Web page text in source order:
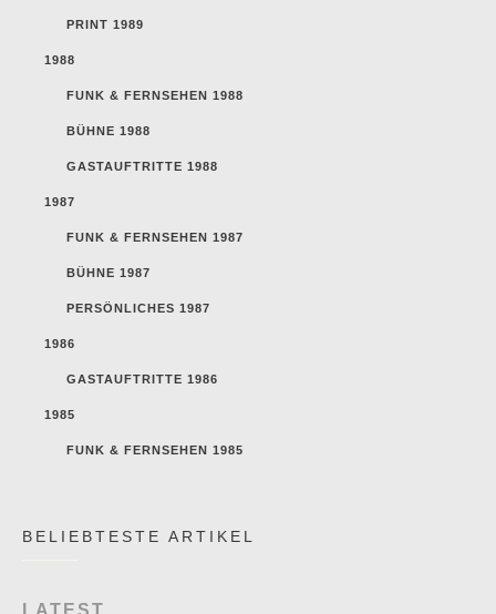
PRINT 1989
1988
FUNK & FERNSEHEN 1988
BÜHNE 1988
GASTAUFTRITTE 1988
1987
FUNK & FERNSEHEN 1987
BÜHNE 1987
PERSÖNLICHES 1987
1986
GASTAUFTRITTE 1986
1985
FUNK & FERNSEHEN 1985
BELIEBTESTE ARTIKEL